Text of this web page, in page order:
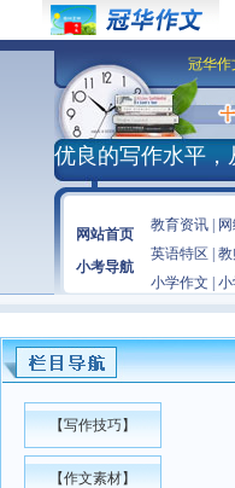
冠华作
优良的写作水平，
网站首页
小考导航
教育资讯|
英语特区
教
小学作文
小
【写作技巧】
【作文素材】